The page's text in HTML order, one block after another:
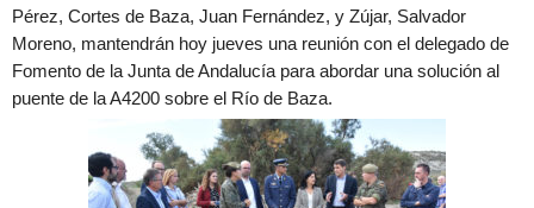
Pérez, Cortes de Baza, Juan Fernández, y Zújar, Salvador
Moreno, mantendrán hoy jueves una reunión con el delegado de
Fomento de la Junta de Andalucía para abordar una solución al
puente de la A4200 sobre el Río de Baza.